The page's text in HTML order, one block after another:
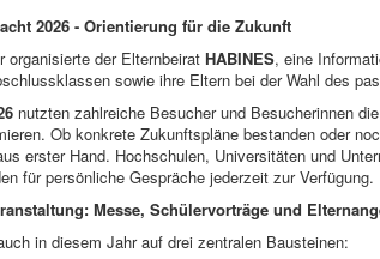
2026 - Orientierung für die Zukunft
organisierte der Elternbeirat HABINES, eine
sowie ihre Eltern bei der Wahl des
nutzten zahlreiche Besucher und Besucherinnen
Ob konkrete Zukunftspläne bestanden oder
erster Hand. Hochschulen, Universitäten und
für persönliche Gespräche jederzeit zur Verfügung.
Messe, Schülervorträge und
in diesem Jahr auf drei zentralen Bausteinen: